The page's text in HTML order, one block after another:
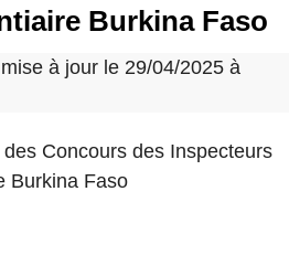
Burkina Faso
à jour le 29/04/2025 à
Concours des Inspecteurs
Burkina Faso